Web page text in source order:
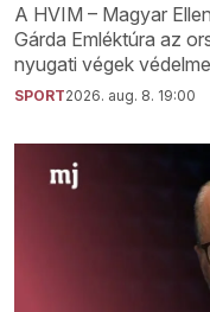
A HVIM – Magyar
Gárda Emléktúra az
nyugati végek
SPORT2026. aug. 8. 19:00